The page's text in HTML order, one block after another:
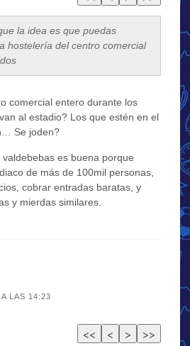
la idea es que puedas
hostelería del centro comercial
comercial entero durante los
al estadio? Los que estén en el
Se joden?
es buena porque
de más de 100mil personas,
cobrar entradas baratas, y
y mierdas similares.
LAS 14:23